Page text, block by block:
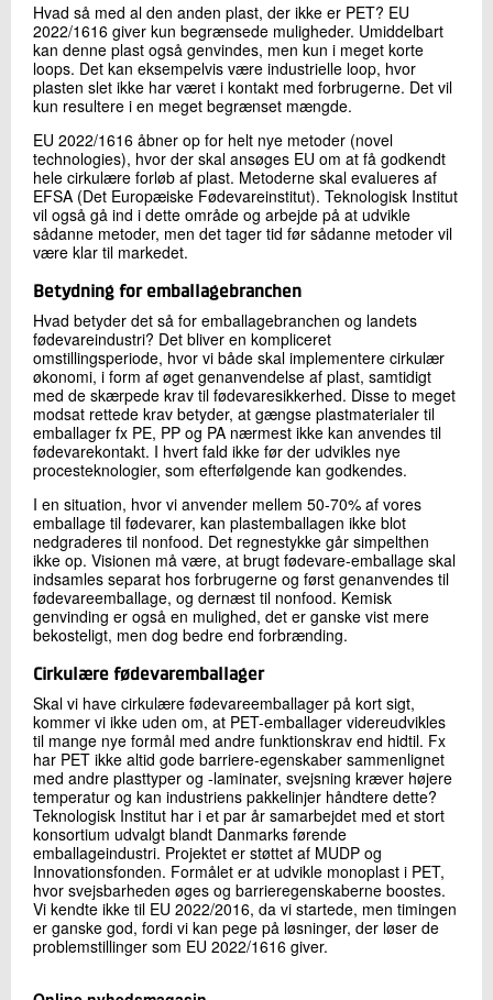
Hvad så med al den anden plast, der ikke er PET? EU
2022/1616 giver kun begrænsede muligheder. Umiddelbart
kan denne plast også genvindes, men kun i meget korte
loops. Det kan eksempelvis være industrielle loop, hvor
plasten slet ikke har været i kontakt med forbrugerne. Det vil
kun resultere i en meget begrænset mængde.
EU 2022/1616 åbner op for helt nye metoder (novel
technologies), hvor der skal ansøges EU om at få godkendt
hele cirkulære forløb af plast. Metoderne skal evalueres af
EFSA (Det Europæiske Fødevareinstitut). Teknologisk Institut
vil også gå ind i dette område og arbejde på at udvikle
sådanne metoder, men det tager tid før sådanne metoder vil
være klar til markedet.
Betydning for emballagebranchen
Hvad betyder det så for emballagebranchen og landets
fødevareindustri? Det bliver en kompliceret
omstillingsperiode, hvor vi både skal implementere cirkulær
økonomi, i form af øget genanvendelse af plast, samtidigt
med de skærpede krav til fødevaresikkerhed. Disse to meget
modsat rettede krav betyder, at gængse plastmaterialer til
emballager fx PE, PP og PA nærmest ikke kan anvendes til
fødevarekontakt. I hvert fald ikke før der udvikles nye
procesteknologier, som efterfølgende kan godkendes.
I en situation, hvor vi anvender mellem 50-70% af vores
emballage til fødevarer, kan plastemballagen ikke blot
nedgraderes til nonfood. Det regnestykke går simpelthen
ikke op. Visionen må være, at brugt fødevare-emballage skal
indsamles separat hos forbrugerne og først genanvendes til
fødevareemballage, og dernæst til nonfood. Kemisk
genvinding er også en mulighed, det er ganske vist mere
bekosteligt, men dog bedre end forbrænding.
Cirkulære fødevaremballager
Skal vi have cirkulære fødevareemballager på kort sigt,
kommer vi ikke uden om, at PET-emballager videreudvikles
til mange nye formål med andre funktionskrav end hidtil. Fx
har PET ikke altid gode barriere-egenskaber sammenlignet
med andre plasttyper og -laminater, svejsning kræver højere
temperatur og kan industriens pakkelinjer håndtere dette?
Teknologisk Institut har i et par år samarbejdet med et stort
konsortium udvalgt blandt Danmarks førende
emballageindustri. Projektet er støttet af MUDP og
Innovationsfonden. Formålet er at udvikle monoplast i PET,
hvor svejsbarheden øges og barrieregenskaberne boostes.
Vi kendte ikke til EU 2022/2016, da vi startede, men timingen
er ganske god, fordi vi kan pege på løsninger, der løser de
problemstillinger som EU 2022/1616 giver.